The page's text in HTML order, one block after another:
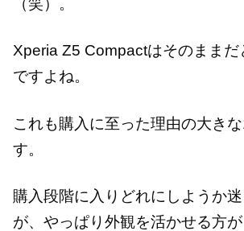
（笑）。
Xperia Z5 Compactはそのままだ
ですよね。
これも購入に至った理由の大き
す。
購入段階に入りどれにしようか
が、やっぱり外観を活かせる方